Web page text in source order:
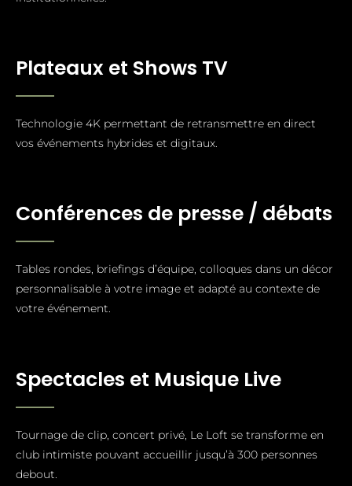
Plateaux et Shows TV
Technologie 4K permettant de retransmettre en direct
vos événements hybrides et digitaux.
Conférences de presse / débats
Tables rondes, briefings d’équipe, colloques dans un décor
personnalisable à votre image et adapté au contexte de
votre événement.
Spectacles et Musique Live
Tournage de clip, concert privé, Le Loft se transforme en
club intimiste pouvant accueillir jusqu’à 300 personnes
debout.